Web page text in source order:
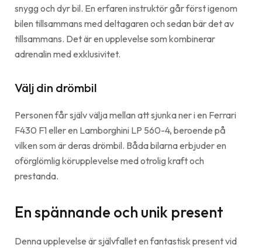
snygg och dyr bil. En erfaren instruktör går först igenom
bilen tillsammans med deltagaren och sedan bär det av
tillsammans. Det är en upplevelse som kombinerar
adrenalin med exklusivitet.
Välj din drömbil
Personen får själv välja mellan att sjunka ner i en Ferrari
F430 F1 eller en Lamborghini LP 560-4, beroende på
vilken som är deras drömbil. Båda bilarna erbjuder en
oförglömlig körupplevelse med otrolig kraft och
prestanda.
En spännande och unik present
Denna upplevelse är självfallet en fantastisk present vid